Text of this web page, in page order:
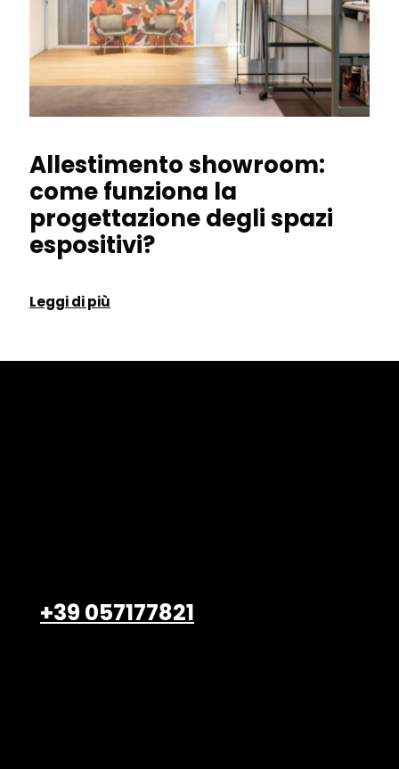
Allestimento showroom:
come funziona la
progettazione degli spazi
espositivi?
Leggi di più
+39 057177821